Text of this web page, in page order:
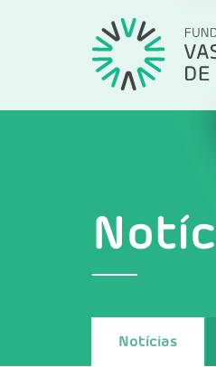
Notícias